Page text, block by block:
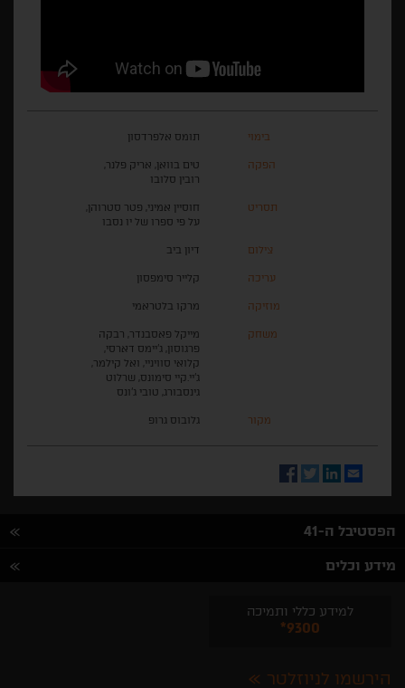
בימוי תומס אלפרדסון
הפקה
טים בוואן, אריק פלנר,
רובין סלובו
תסריט
חוסיין אמיני, פטר סטרוהן,
על פי ספרו של יו נסבו
צילום דיון ביב
עריכה קלייר סימפסון
מוזיקה מרקו בלטראמי
משחק
מייקל פאסבנדר, רבקה
פרגוסון, ג'יימס דארסי,
קלואי סוויניי, ואל קילמר,
ג'יי.קיי סימונס, שרלוט
גינסבורג, טובי ג'ונס
מקור גלובוס גרופ
Email
LinkedIn
Twitter
Facebook
הפסטיבל ה-41
מידע וכלים
למידע כללי ותמיכה
*9300
הירשמו לניוזלטר